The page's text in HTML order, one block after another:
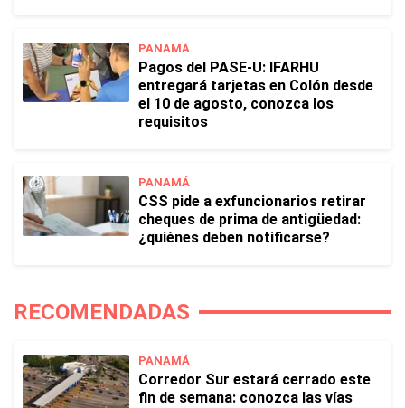
PANAMÁ
Pagos del PASE-U: IFARHU
entregará tarjetas en Colón desde
el 10 de agosto, conozca los
requisitos
PANAMÁ
CSS pide a exfuncionarios retirar
cheques de prima de antigüedad:
¿quiénes deben notificarse?
RECOMENDADAS
PANAMÁ
Corredor Sur estará cerrado este
fin de semana: conozca las vías